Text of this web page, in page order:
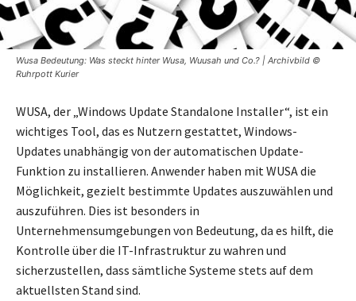
Wusa Bedeutung: Was steckt hinter Wusa, Wuusah und Co.? | Archivbild ©
Ruhrpott Kurier
WUSA, der „Windows Update Standalone Installer“, ist ein
wichtiges Tool, das es Nutzern gestattet, Windows-
Updates unabhängig von der automatischen Update-
Funktion zu installieren. Anwender haben mit WUSA die
Möglichkeit, gezielt bestimmte Updates auszuwählen und
auszuführen. Dies ist besonders in
Unternehmensumgebungen von Bedeutung, da es hilft, die
Kontrolle über die IT-Infrastruktur zu wahren und
sicherzustellen, dass sämtliche Systeme stets auf dem
aktuellsten Stand sind.